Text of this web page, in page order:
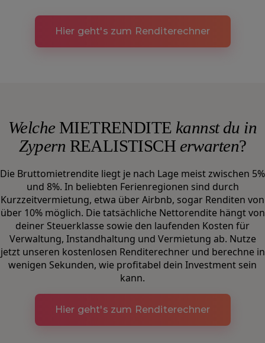
Hier geht's zum Renditerechner
Welche MIETRENDITE kannst du in
Zypern REALISTISCH erwarten?
Die Bruttomietrendite liegt je nach Lage meist zwischen 5%
und 8%. In beliebten Ferienregionen sind durch
Kurzzeitvermietung, etwa über Airbnb, sogar Renditen von
über 10% möglich. Die tatsächliche Nettorendite hängt von
deiner Steuerklasse sowie den laufenden Kosten für
Verwaltung, Instandhaltung und Vermietung ab. Nutze
jetzt unseren kostenlosen Renditerechner und berechne in
wenigen Sekunden, wie profitabel dein Investment sein
kann.
Hier geht's zum Renditerechner